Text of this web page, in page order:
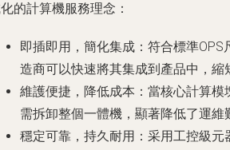
的計算機服務理念：
即插即用，簡化集成 ：符合標準
造商可以快速將其集成到產品中，縮
維護便捷，降低成本 ：當核心計算
需拆卸整個一體機，顯著降低了運維
穩定可靠，持久耐用 ：采用工控級